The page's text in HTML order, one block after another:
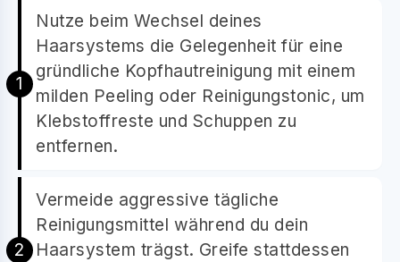
Nutze beim Wechsel deines
Haarsystems die Gelegenheit für eine
gründliche Kopfhautreinigung mit einem
milden Peeling oder Reinigungstonic, um
Klebstoffreste und Schuppen zu
entfernen.
Vermeide aggressive tägliche
Reinigungsmittel während du dein
Haarsystem trägst. Greife stattdessen